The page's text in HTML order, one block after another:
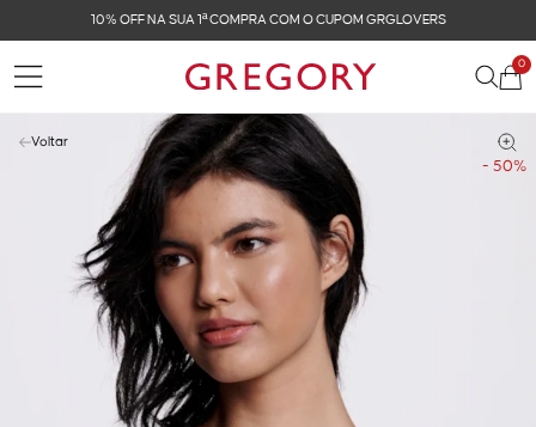
GRGLOVERS FRETE GRÁTIS NAS COMPRAS
0
- 50%
Voltar